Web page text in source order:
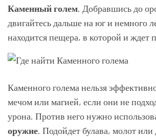
Каменный голем. Добравшись до
двигайтесь дальше на юг и немного
находится пещера, в которой и ждет
Каменного голема нельзя
мечом или магией, если они не
урона. Против него нужно
оружие. Подойдет булава, молот или